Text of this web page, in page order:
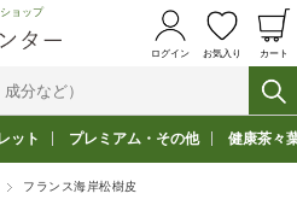
ョップ
ログイン お気入り カート
ット プレミアム・その他 健康茶々
フランス海岸松樹皮